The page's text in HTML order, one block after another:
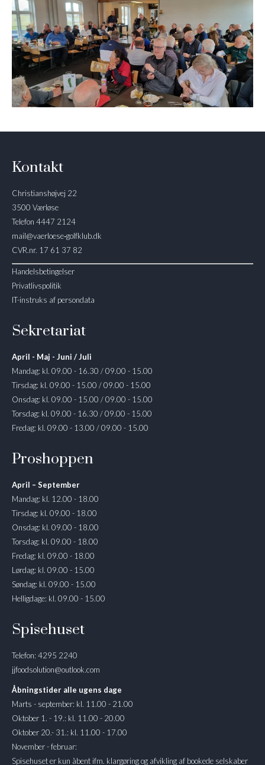
Kontakt
Christianshøjvej 22
3500 Værløse
Telefon 4447 2124
mail@vaerloese‑golfklub.dk
CVR.nr. 17 61 37 82
Handelsbetingelser
Privatlivspolitik
IT-instruks af persondata
Sekretariat
April - Maj - Juni / Juli
Mandag: kl. 09.00 - 16.30 / 09.00 - 15.00
Tirsdag: kl. 09.00 - 15.00 / 09.00 - 15.00
Onsdag: kl. 09.00 - 15.00 / 09.00 - 15.00
Torsdag: kl. 09.00 - 16.30 / 09.00 - 15.00
Fredag: kl. 09.00 - 13.00 / 09.00 - 15.00
Proshoppen
April – September
Mandag: kl. 12.00 - 18.00
Tirsdag: kl. 09.00 - 18.00
Onsdag: kl. 09.00 - 18.00
Torsdag: kl. 09.00 - 18.00
Fredag: kl. 09.00 - 18.00
Lørdag: kl. 09.00 - 15.00
Søndag: kl. 09.00 - 15.00
Helligdage: kl. 09.00 - 15.00
Spisehuset
Telefon: 4295 2240
jjfoodsolution@outlook.com
Åbningstider alle ugens dage
Marts - september: kl. 11.00 - 21.00
Oktober 1. - 19.: kl. 11.00 - 20.00
Oktober 20.- 31.: kl. 11.00 - 17.00
November - februar:
Spisehuset er kun åbent ifm. klargøring og afvikling af bookede selskaber